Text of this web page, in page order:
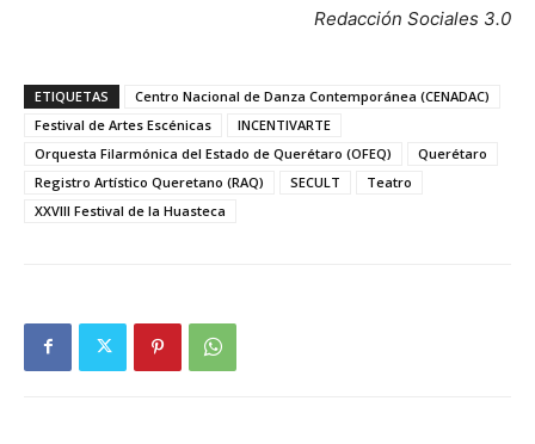
Redacción Sociales 3.0
ETIQUETAS
Centro Nacional de Danza Contemporánea (CENADAC)
Festival de Artes Escénicas
INCENTIVARTE
Orquesta Filarmónica del Estado de Querétaro (OFEQ)
Querétaro
Registro Artístico Queretano (RAQ)
SECULT
Teatro
XXVIII Festival de la Huasteca